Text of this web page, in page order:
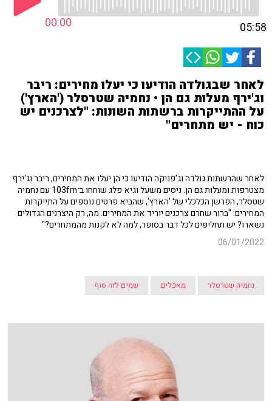
00:00 05:58
לאחר שבגולדה הודיעו כי יעלו מחירים: ריבר
וג'ירף מעלות גם הן • נחמיה שטרסלר ('הארץ')
על ההתייקרות ברשתות השונות: "לצרכנים יש
כוח - יש מתחרים"
לאחר שהרשתות גולדה וג'פניקה הודיעו כי הן יעלו את המחירים, ריבר וג'ירף
מצטרפות ומעלות גם הן. ניסים משעל וגיא פלג שוחחו ב־103fm עם נחמיה
שטסלר, הפרשן הכלכלי של 'הארץ', שהביא פרטים נוספים על התייקרות
המחירים: "ברור שחרם צרכנים יוריד את המחירים. מה, רק היצרנים הגדולים
נשארו? יש תחליפים לכל דבר בסופר, למה לא לקנות מהמתחרים?"
06/01/2022
נחמיה שטרסלר מאכלים שמים לזה סוף